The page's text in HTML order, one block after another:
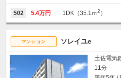
502 5.4万円 1DK（35.1ｍ2 ）
マンション ソレイユe
土佐電気
11分